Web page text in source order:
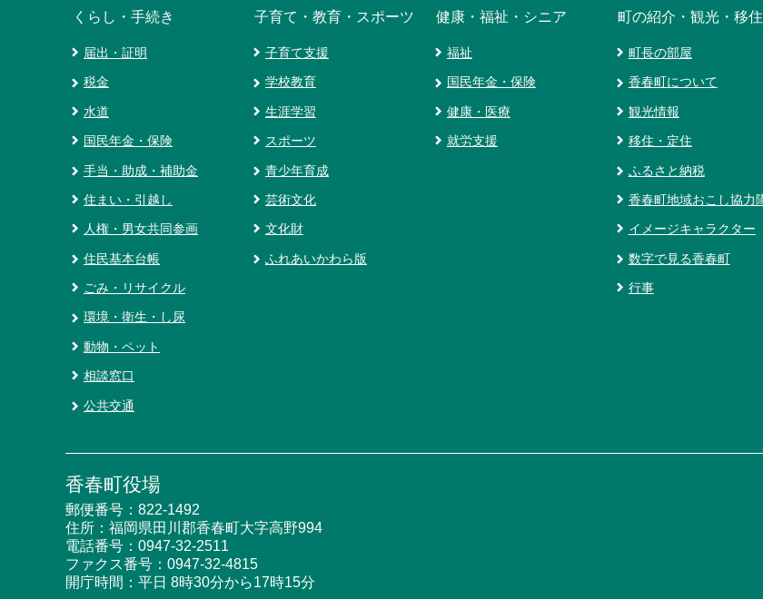
くらし・手続き
届出・証明
税金
水道
国民年金・保険
手当・助成・補助金
住まい・引越し
人権・男女共同参画
住民基本台帳
ごみ・リサイクル
環境・衛生・し尿
動物・ペット
相談窓口
公共交通
子育て・教育・スポーツ
子育て支援
学校教育
生涯学習
スポーツ
青少年育成
芸術文化
文化財
ふれあいかわら版
健康・福祉・シニア
福祉
国民年金・保険
健康・医療
就労支援
町の紹介・観光・移住
町長の部屋
香春町について
観光情報
移住・定住
ふるさと納税
香春町地域おこし協力
イメージキャラクター
数字で見る香春町
行事
香春町役場
郵便番号：822-1492
住所：福岡県田川郡香春町大字高野994
電話番号： 0947-32-2511
ファクス番号：0947-32-4815
開庁時間：平日 8時30分から17時15分